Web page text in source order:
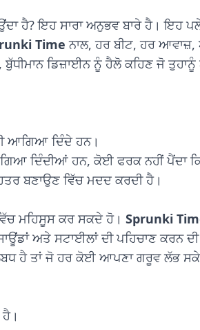
ਹੈ? ਇਹ ਸਾਰਾ ਅਨੁਭਵ ਬਾਰੇ ਹੈ। ਇਹ
Time ਨਾਲ, ਹਰ ਬੀਟ, ਹਰ
ਡਿਜ਼ਾਈਨ ਨੂੰ ਹੈਲੋ ਕਹਿਣ ਜੋ
ਆਗਿਆ ਦਿੰਦੇ ਹਨ।
ਦਿੰਦੀਆਂ ਹਨ, ਕੋਈ ਫਰਕ ਨਹੀਂ ਪੈਂਦਾ
ਬਣਾਉਣ ਵਿੱਚ ਮਦਦ ਕਰਦੀ ਹੈ।
ਮਹਿਸੂਸ ਕਰ ਸਕਦੇ ਹੋ। Sprunki
ਅਤੇ ਸਟਾਈਲਾਂ ਦੀ ਪਹਿਚਾਣ ਕਰਨ
ਹੈ ਤਾਂ ਜੋ ਹਰ ਕੋਈ ਆਪਣਾ ਗਰੂਵ ਲੱਭ